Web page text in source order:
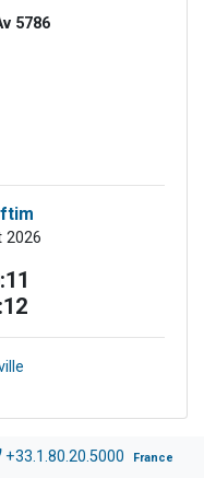
5786
2026
+33.1.80.20.5000 France